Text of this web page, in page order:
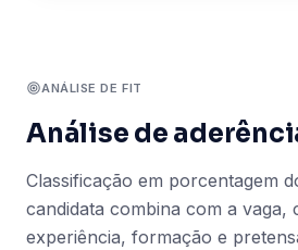
ANÁLISE DE FIT
Análise de
Classificação em porcentagem
candidata combina com a vaga,
experiência, formação e